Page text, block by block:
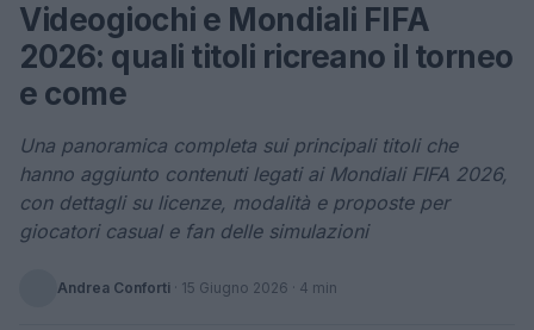
Videogiochi e Mondiali FIFA
2026: quali titoli ricreano il torneo
e come
Una panoramica completa sui principali titoli che
hanno aggiunto contenuti legati ai Mondiali FIFA 2026,
con dettagli su licenze, modalità e proposte per
giocatori casual e fan delle simulazioni
Andrea Conforti · 15 Giugno 2026 · 4 min